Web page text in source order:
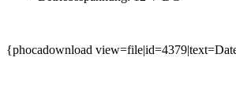
{phocadownload